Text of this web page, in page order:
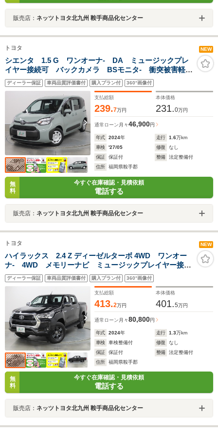
販売店： ネッツトヨタ北九州 鞍手商品化センター
トヨタ NEW
シエンタ 1.5 G ワンオーナ- DA ミュージックプレ
イヤー接続可 バックカメラ BSモニタ- 衝突被害軽減
システム ETC ドラレコ 両側電動スライド LEDヘ
ッドランプ ウオークスルー 乗車定員7人 3列シート
ディーラー保証 車両品質評価書付 購入プラン付 360°画像付
支払総額
239.7万円
本体価格
231.0万円
通常ローン 月々46,900円
年式 2024年 走行 1.6万km
車検
'27/05 修復
なし
保証
保証付 整備
法定整備付
住所
福岡県鞍手郡
無
料
今すぐ在庫確認・見積依頼
電話する
販売店： ネッツトヨタ北九州 鞍手商品化センター
トヨタ NEW
ハイラックス 2.4 Z ディーゼルターボ 4WD ワンオー
ナ- 4WD メモリーナビ ミュージックプレイヤー接続
可 全周囲カメラ バックカメラ 衝突被害軽減システ
ム ETC クルーズコントロール LEDヘッドランプ
アイドリングストップ ディーゼル
ディーラー保証 車両品質評価書付 購入プラン付 360°画像付
支払総額
413.2万円
本体価格
401.5万円
通常ローン 月々80,800円
年式 2024年 走行 1.3万km
車検
車検整備付 修復
なし
保証
保証付 整備
法定整備付
住所
福岡県鞍手郡
無
料
今すぐ在庫確認・見積依頼
電話する
販売店： ネッツトヨタ北九州 鞍手商品化センター